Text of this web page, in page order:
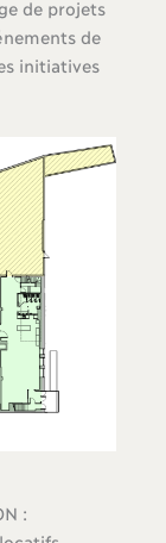
de projets
de
initiatives
: